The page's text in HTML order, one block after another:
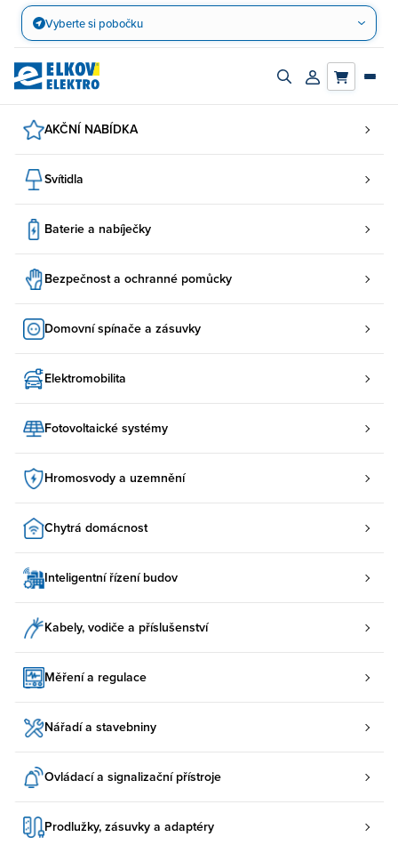
Přejít
obsah
Vyberte si pobočku
Zapnout/vypnout
Přihlásit/
AKČNÍ NABÍDKA
Svítidla
Baterie a nabíječky
Bezpečnost a ochranné pomůcky
Domovní spínače a zásuvky
Elektromobilita
Fotovoltaické systémy
Hromosvody a uzemnění
Chytrá domácnost
Inteligentní řízení budov
Kabely, vodiče a příslušenství
Měření a regulace
Nářadí a stavebniny
Ovládací a signalizační přístroje
Prodlužky, zásuvky a adaptéry